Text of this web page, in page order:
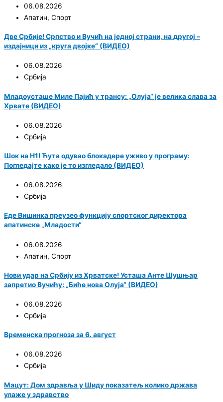
06.08.2026
Апатин, Спорт
Две Србије! Српство и Вучић на једној страни, на другој –
издајници из „круга двојке“ (ВИДЕО)
06.08.2026
Србија
Младоусташе Миле Пајић у трансу: „Олуја“ је велика слава за
Хрвате (ВИДЕО)
06.08.2026
Србија
Шок на Н1! Ћута одувао блокадере уживо у програму:
Погледајте како је то изгледало (ВИДЕО)
06.08.2026
Србија
Еде Вишинка преузео функцију спортског директора
апатинске „Младости“
06.08.2026
Апатин, Спорт
Нови удар на Србију из Хрватске! Усташа Анте Шушњар
запретио Вучићу: „Биће нова Олуја“ (ВИДЕО)
06.08.2026
Србија
Временска прогноза за 6. август
06.08.2026
Србија
Мацут: Дом здравља у Шиду показатељ колико држава
улаже у здравство